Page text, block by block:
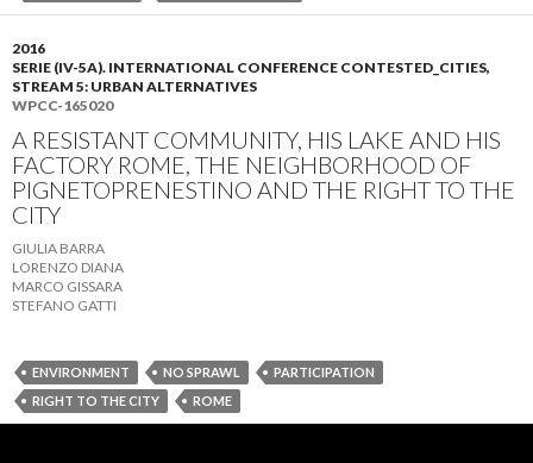
2016
SERIE (IV-5A). INTERNATIONAL CONFERENCE CONTESTED_CITIES,
STREAM 5: URBAN ALTERNATIVES
WPCC-165020
A RESISTANT COMMUNITY, HIS LAKE AND HIS
FACTORY ROME, THE NEIGHBORHOOD OF
PIGNETOPRENESTINO AND THE RIGHT TO THE
CITY
GIULIA BARRA
LORENZO DIANA
MARCO GISSARA
STEFANO GATTI
ENVIRONMENT NO SPRAWL
PARTICIPATION
RIGHT TO THE CITY
ROME